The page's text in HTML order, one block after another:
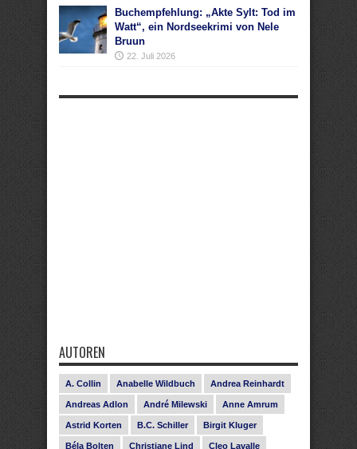
Buchempfehlung: „Akte Sylt: Tod im
Watt“, ein Nordseekrimi von Nele
Bruun
22. Juli 2026
AUTOREN
A. Collin Anabelle Wildbuch Andrea Reinhardt
Andreas Adlon André Milewski Anne Amrum
Astrid Korten B.C. Schiller Birgit Kluger
Béla Bolten Christiane Lind Cleo Lavalle